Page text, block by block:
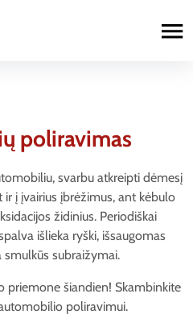
poliravimas
svarbu atkreipti dėmesį
į įvairius įbrėžimus, ant kėbulo
židinius. Periodiškai
išlieka ryški, išsaugomas
smulkūs subraižymai.
priemone šiandien! Skambinkite
poliravimui.